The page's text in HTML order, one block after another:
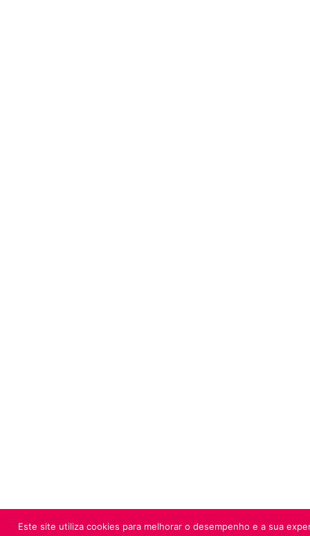
Este site utiliza cookies para melhorar o desempenho e a sua